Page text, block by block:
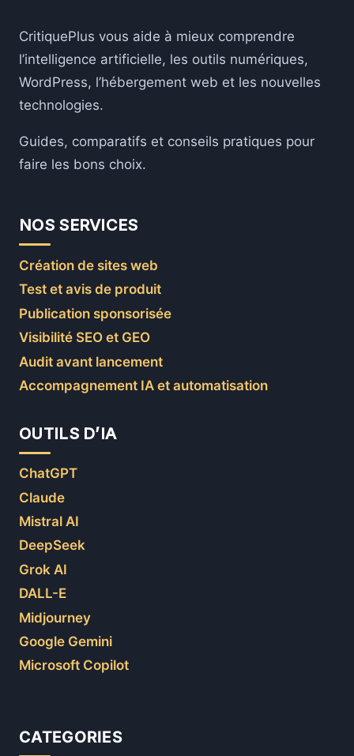
CritiquePlus vous aide à mieux comprendre
l’intelligence artificielle, les outils numériques,
WordPress, l’hébergement web et les nouvelles
technologies.
Guides, comparatifs et conseils pratiques pour
faire les bons choix.
NOS SERVICES
Création de sites web
Test et avis de produit
Publication sponsorisée
Visibilité SEO et GEO
Audit avant lancement
Accompagnement IA et automatisation
OUTILS D’IA
ChatGPT
Claude
Mistral AI
DeepSeek
Grok AI
DALL-E
Midjourney
Google Gemini
Microsoft Copilot
CATEGORIES